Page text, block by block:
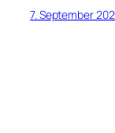
7. September